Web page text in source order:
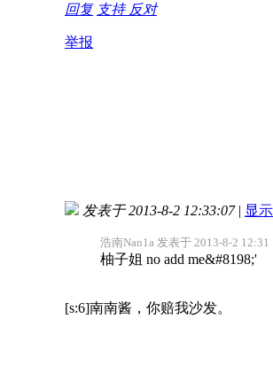
回复 支持 反对
举报
发表于 2013-8-2 12:33:07 | 显
浩南Nan1a 发表于 2013-8-2 12:31
柚子姐 no add me&#8198;'
[s:6]南南酱，你赔我沙发。